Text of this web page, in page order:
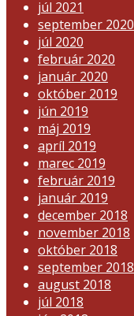
júl 2021
september 2020
júl 2020
február 2020
január 2020
október 2019
jún 2019
máj 2019
apríl 2019
marec 2019
február 2019
január 2019
december 2018
november 2018
október 2018
september 2018
august 2018
júl 2018